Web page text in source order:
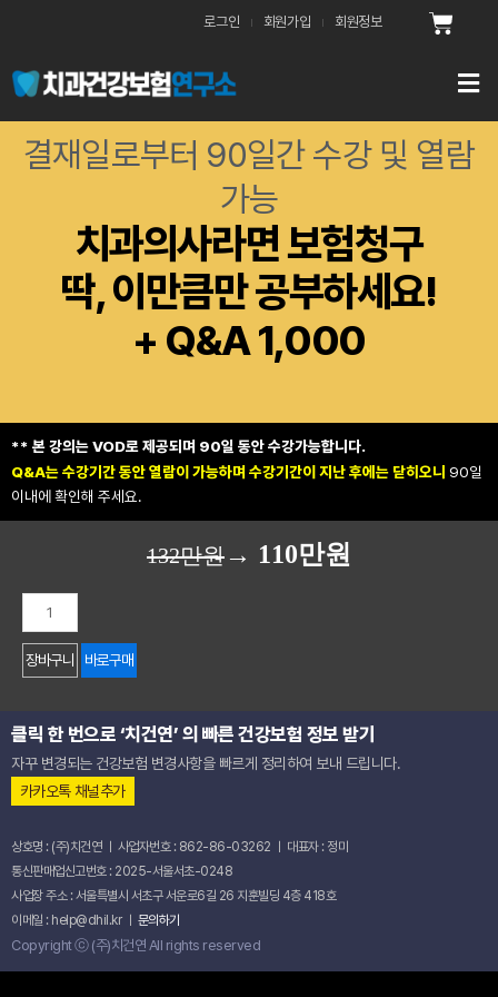
로그인 회원가입 회원정보 Cart
결재일로부터 90일간 수강 및 열람
가능
치과의사라면 보험청구
딱, 이만큼만 공부하세요!
+ Q&A 1,000
** 본 강의는 VOD로 제공되며 90일 동안 수강가능합니다.
Q&A는 수강기간 동안 열람이 가능하며 수강기간이 지난 후에는 닫히오니 90일
이내에 확인해 주세요.
132만원 → 110만원
치
의
사
보
험
청
딱,
이
만
큼
장바구니 바로구매
클릭 한 번으로 ‘치건연’ 의 빠른 건강보험 정보 받기
자꾸 변경되는 건강보험 변경사항을 빠르게 정리하여 보내 드립니다.
카카오톡 채널추가
상호명 : (주)치건연 ㅣ 사업자번호 : 862-86-03262 ㅣ 대표자 : 정미
통신판매업신고번호 : 2025-서울서초-0248
사업장 주소 : 서울특별시 서초구 서운로6길 26 지훈빌딩 4층 418호
이메일 : help@dhil.kr ㅣ 문의하기
Copyright ⓒ (주)치건연 All rights reserved